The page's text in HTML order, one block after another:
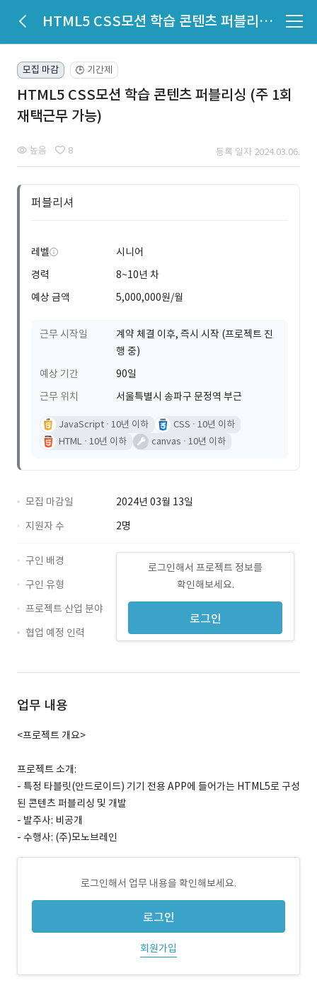
HTML5 CSS모션 학습 콘텐츠 퍼블리싱 (주 1회 재택근무 가능)
모집 마감 🕒 기간제
HTML5 CSS모션 학습 콘텐츠 퍼블리싱 (주 1회
재택근무 가능)
높음 8 등록 일자 2024.03.06.
퍼블리셔
레벨
시니어
경력
8~10년 차
예상 금액
5,000,000원/월
근무 시작일
계약 체결 이후, 즉시 시작 (프로젝트 진
행 중)
예상 기간
90일
근무 위치
서울특별시 송파구 문정역 부근
JavaScript 10년 이하 CSS
10년 이하
HTML 10년 이하 canvas 10년 이하
모집 마감일
2024년 03월 13일
지원자 수
2명
로그인해서 프로젝트 정보를
확인해보세요.
로그인
구인 배경
구인 유형
프로젝트 산업 분야
협업 예정 인력
업무 내용
<프로젝트 개요>
프로젝트 소개:
- 특정 타블릿(안드로이드) 기기 전용 APP에 들어가는 HTML5로 구성
된 콘텐츠 퍼블리싱 및 개발
- 발주사: 비공개
- 수행사: (주)모노브레인
로그인해서 업무 내용을 확인해보세요.
로그인
회원가입